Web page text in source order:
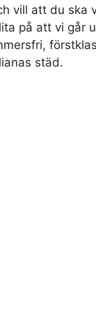
vill att du ska
på att vi går
städ.